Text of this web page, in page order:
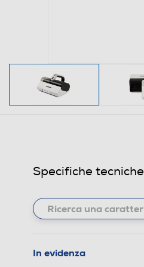
Specifiche tecniche
In evidenza